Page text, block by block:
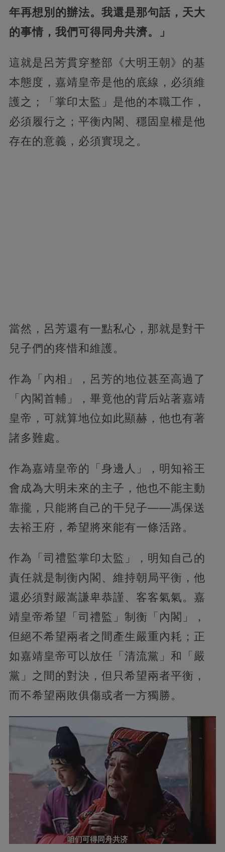
年再想別的辦法。我還是那句話，天大
的事情，我們可得同舟共濟。」
這就是呂芳貫穿整部《大明王朝》的基
本態度，嘉靖皇帝是他的底線，必須維
護之；「掌印太監」是他的本職工作，
必須履行之；平衡內閣、穩固皇權是他
存在的意義，必須實現之。
當然，呂芳還有一點私心，那就是對干
兒子們的疼惜和維護。
作為「內相」，呂芳的地位甚至高過了
「內閣首輔」，畢竟他的背后站著嘉靖
皇帝，可就算地位如此顯赫，他也有著
諸多難處。
作為嘉靖皇帝的「身邊人」，明知裕王
會成為大明未來的主子，他也不能主動
靠攏，只能將自己的干兒子——馮保送
去裕王府，希望將來能有一條活路。
作為「司禮監掌印太監」，明知自己的
責任就是制衡內閣、維持朝局平衡，他
還必須對嚴嵩謙卑恭謹、客客氣氣。嘉
靖皇帝希望「司禮監」制衡「內閣」，
但絕不希望兩者之間產生嚴重內耗；正
如嘉靖皇帝可以放任「清流黨」和「嚴
黨」之間的對決，但只希望兩者平衡，
而不希望兩敗俱傷或者一方獨勝。